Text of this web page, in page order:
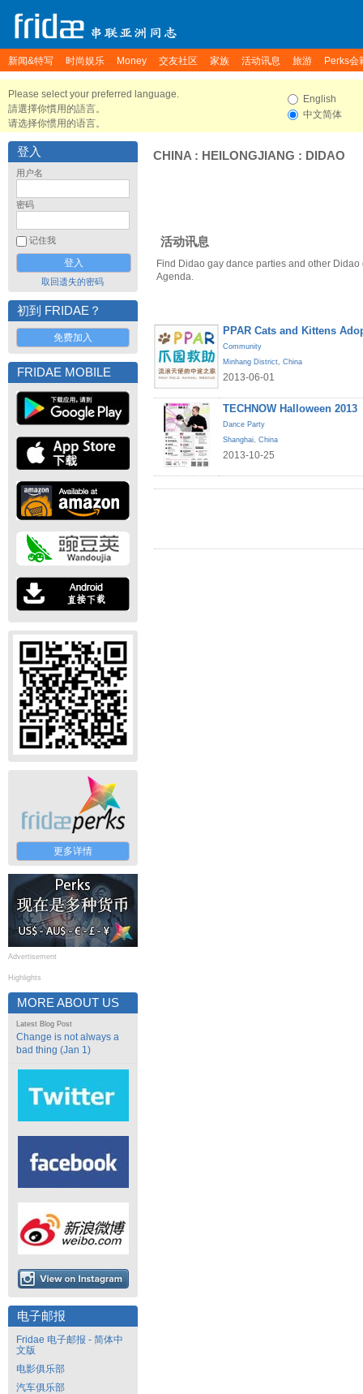
新闻&特写 时尚娱乐 Money 交友社区 家族 活动讯息 旅游 Perks会
Please select your preferred language.
請選擇你慣用的語言。
请选择你惯用的语言。
English
中文简体
登入
用户名
密码
记住我
取回遗失的密码
初到 FRIDAE？
免费加入
FRIDAE MOBILE
更多详情
Advertisement
Highlights
MORE ABOUT US
Latest Blog Post
Change is not always a
bad thing (Jan 1)
电子邮报
Fridae 电子邮报 - 简体中
文版
电影俱乐部
汽车俱乐部
CHINA : HEILONGJIANG : DIDAO
活动讯息
Find Didao gay dance parties and other
Agenda.
PPAR Cats and Kittens
Community
Minhang District, China
2013-06-01
TECHNOW Halloween 2013
Dance Party
Shanghai, China
2013-10-25